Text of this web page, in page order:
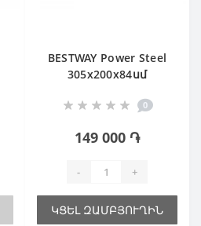
BESTWAY Power Steel
305х200х84սմ
0
149 000 ֏
- +
ԿՑԵԼ ԶԱՄԲՅՈՒՂԻՆ